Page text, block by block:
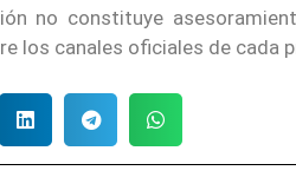
no constituye
los canales oficiales de cada